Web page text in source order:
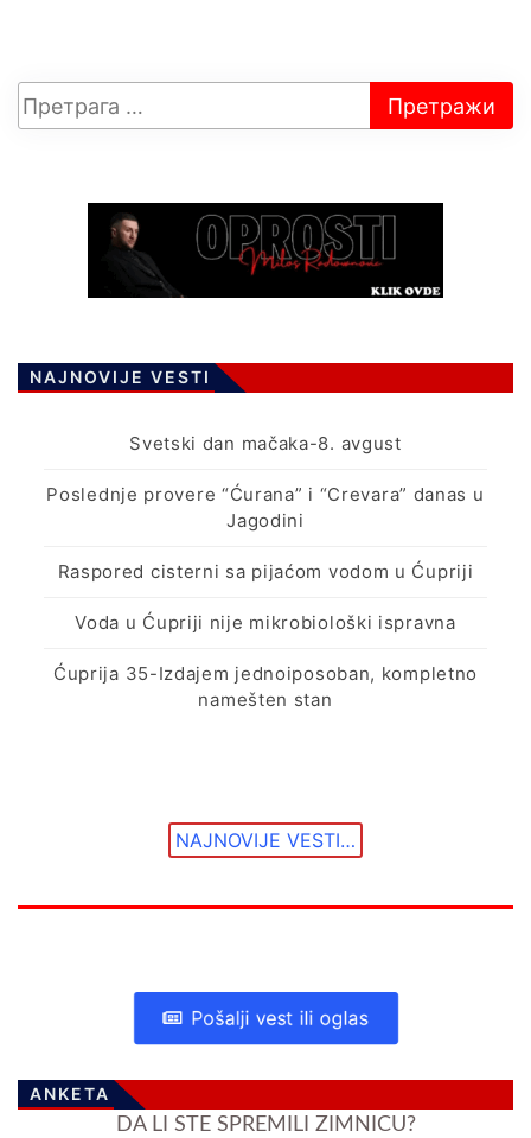
NAJNOVIJE VESTI
Svetski dan mačaka-8. avgust
Poslednje provere “Ćurana” i “Crevara” danas u
Jagodini
Raspored cisterni sa pijaćom vodom u Ćupriji
Voda u Ćupriji nije mikrobiološki ispravna
Ćuprija 35-Izdajem jednoiposoban, kompletno
namešten stan
NAJNOVIJE VESTI…
Pošalji vest ili oglas
ANKETA
DA LI STE SPREMILI ZIMNICU?